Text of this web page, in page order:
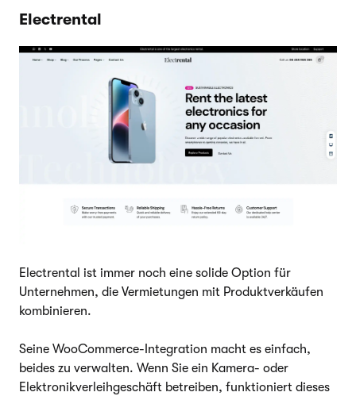
Electrental
Electrental ist immer noch eine solide Option für
Unternehmen, die Vermietungen mit Produktverkäufen
kombinieren.
Seine WooCommerce-Integration macht es einfach,
beides zu verwalten. Wenn Sie ein Kamera- oder
Elektronikverleihgeschäft betreiben, funktioniert dieses